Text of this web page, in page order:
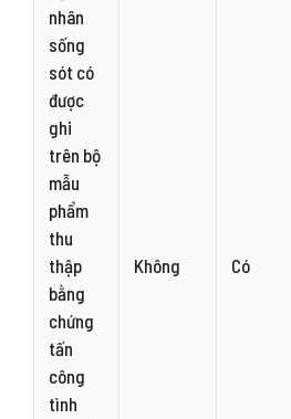
nhân
sống
sót có
được
ghi
trên bộ
mẫu
phẩm
thu
thập
bằng
chứng
tấn
công
tình
Không Có